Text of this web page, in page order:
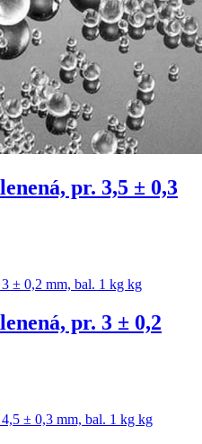
pr. 3,5 ± 0,3
pr. 3 ± 0,2